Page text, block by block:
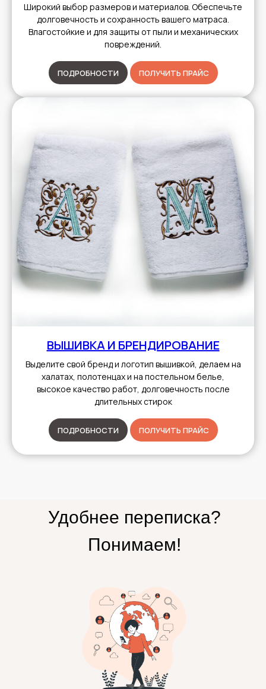
Широкий выбор размеров и материалов. Обеспечьте
долговечность и сохранность вашего матраса.
Влагостойкие и для защиты от пыли и механических
повреждений.
ПОДРОБНОСТИ ПОЛУЧИТЬ ПРАЙС
ВЫШИВКА И БРЕНДИРОВАНИЕ
Выделите свой бренд и логотип вышивкой, делаем на
халатах, полотенцах и на постельном белье,
высокое качество работ, долговечность после
длительных стирок
ПОДРОБНОСТИ ПОЛУЧИТЬ ПРАЙС
Удобнее переписка?
Понимаем!